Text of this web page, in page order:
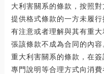
大利害關系的條款，按照
提供格式條款的一方未履
有注意或者理解與其有重
張該條款不成為合同的內
重大利害關系的條款，在簽
專門說明等合理方式向消費